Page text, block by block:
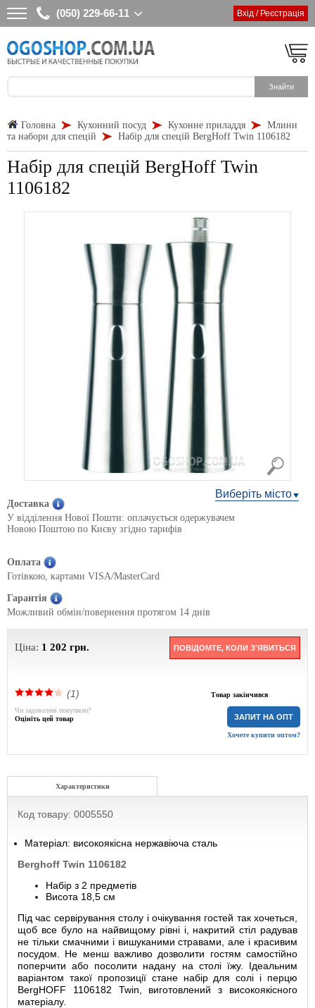
(050) 229-66-11 Вхід / Реєстрація
Головна Кухонний посуд Кухонне приладдя
Млини
та набори для спецій
Набір для спецій BergHoff Twin 1106182
Набір для спецій BergHoff Twin
1106182
Виберіть місто
Доставка
У відділення Нової Пошти: оплачується одержувачем
Новою Поштою по Києву згідно тарифів
Оплата
Готівкою, картами VISA/MasterCard
Гарантія
Можливий обмін/повернення протягом 14 днів
Ціна: 1 202 грн. ПОВІДОМТЕ, КОЛИ З'ЯВИТЬСЯ
(1) Товар закінчився
ЗАПИТ НА ОПТ
Хочете купити оптом?
Чи задоволені покупкою?
Оцініть цей товар
Характеристики
Код товару: 0005550
Матеріал: високоякісна нержавіюча сталь
Berghoff Twin 1106182
Набір з 2 предметів
Висота 18,5 см
Під час сервірування столу і очікування гостей так хочеться,
щоб все було на найвищому рівні і, накритий стіл радував
не тільки смачними і вишуканими стравами, але і красивим
посудом. Не менш важливо дозволити гостям самостійно
поперчити або посолити надану на столі їжу. Ідеальним
варіантом такої пропозиції стане набір для солі і перцю
BergHOFF 1106182 Twin, виготовлений з високоякісного
матеріалу.